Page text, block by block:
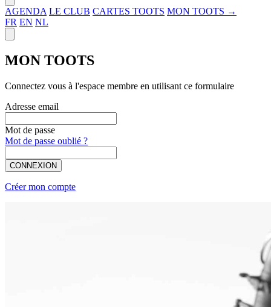
AGENDA LE CLUB CARTES TOOTS MON TOOTS →
FR EN NL
MON TOOTS
Connectez vous à l'espace membre en utilisant ce formulaire
Adresse email
Mot de passe
Mot de passe oublié ?
CONNEXION
Créer mon compte